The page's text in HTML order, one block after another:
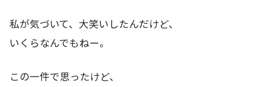
私が気づいて、大笑いしたんだけど、
いくらなんでもねー。
この一件で思ったけど、